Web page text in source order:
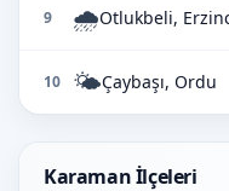
9 🌧️Otlukbeli,
10 🌤️Çaybaşı, Ordu
Karaman İlçeleri